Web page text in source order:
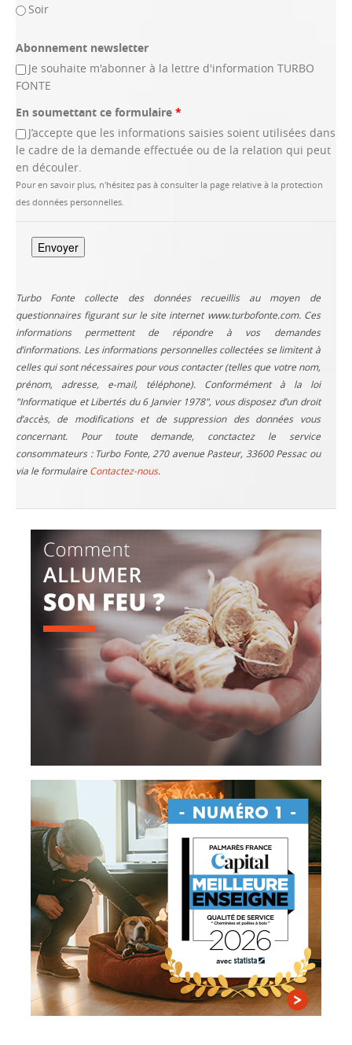
Soir
Abonnement newsletter
Je souhaite m'abonner à la lettre d'information TURBO
FONTE
En soumettant ce formulaire *
J’accepte que les informations saisies soient utilisées dans
le cadre de la demande effectuée ou de la relation qui peut
en découler.
Pour en savoir plus, n'hésitez pas à consulter la page relative à la protection
des données personnelles.
Turbo Fonte collecte des données recueillis au moyen de
questionnaires figurant sur le site internet www.turbofonte.com. Ces
informations permettent de répondre à vos demandes
d’informations. Les informations personnelles collectées se limitent à
celles qui sont nécessaires pour vous contacter (telles que votre nom,
prénom, adresse, e-mail, téléphone). Conformément à la loi
"Informatique et Libertés du 6 Janvier 1978", vous disposez d’un droit
d’accès, de modifications et de suppression des données vous
concernant. Pour toute demande, conctactez le service
consommateurs : Turbo Fonte, 270 avenue Pasteur, 33600 Pessac ou
via le formulaire Contactez-nous.